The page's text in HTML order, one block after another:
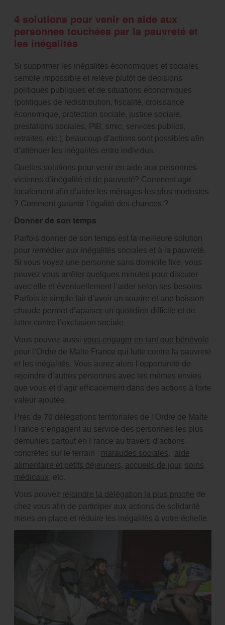
4 solutions pour venir en aide aux
personnes touchées par la pauvreté et
les inégalités
Si supprimer les inégalités économiques et sociales
semble impossible et relève plutôt de décisions
politiques publiques et de situations économiques
(politiques de redistribution, fiscalité, croissance
économique, protection sociale, justice sociale,
prestations sociales, PIB, smic, services publics,
retraites, etc.), beaucoup d’actions sont possibles afin
d’atténuer les inégalités entre individus.
Quelles solutions pour venir en aide aux personnes
victimes d’inégalité et de pauvreté? Comment agir
localement afin d’aider les ménages les plus modestes
? Comment garantir l’égalité des chances ?
Donner de son temps
Parfois donner de son temps est la meilleure solution
pour remédier aux inégalités sociales et à la pauvreté.
Si vous voyez une personne sans domicile fixe, vous
pouvez vous arrêter quelques minutes pour discuter
avec elle et éventuellement l’aider selon ses besoins.
Parfois le simple fait d’avoir un sourire et une boisson
chaude permet d’apaiser un quotidien difficile et de
lutter contre l’exclusion sociale.
Vous pouvez aussi vous engager en tant que bénévole
pour l’Ordre de Malte France qui lutte contre la pauvreté
et les inégalités. Vous aurez alors l’opportunité de
rejoindre d’autres personnes avec les mêmes envies
que vous et d’agir efficacement dans des actions à forte
valeur ajoutée.
Près de 70 délégations territoriales de l’Ordre de Malte
France s’engagent au service des personnes les plus
démunies partout en France au travers d’actions
concrètes sur le terrain : maraudes sociales, aide
alimentaire et petits déjeuners, accueils de jour, soins
médicaux, etc.
Vous pouvez rejoindre la délégation la plus proche de
chez vous afin de participer aux actions de solidarité
mises en place et réduire les inégalités à votre échelle.